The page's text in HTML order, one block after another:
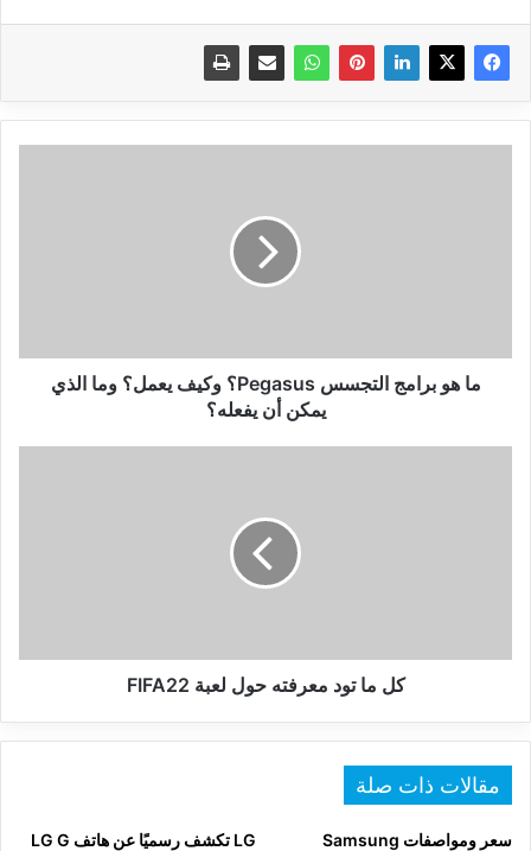
الذي
ما هو برامج التجسس Pegasus؟ وكيف يعمل؟ وما الذي
يمكن أن يفعله؟
كل ما تود معرفته حول لعبة FIFA22
مقالات ذات صلة
سعر ومواصفات Samsung LG تكشف رسميًا عن هاتف LG G